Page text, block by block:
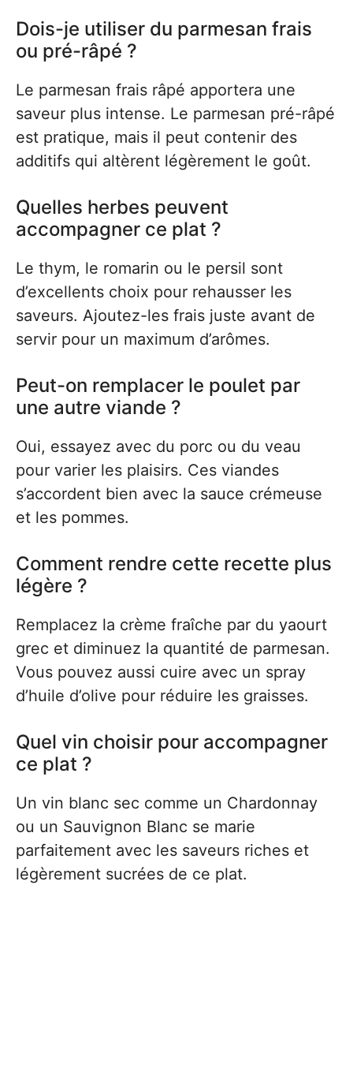
Dois-je utiliser du parmesan frais
ou pré-râpé ?
Le parmesan frais râpé apportera une
saveur plus intense. Le parmesan pré-râpé
est pratique, mais il peut contenir des
additifs qui altèrent légèrement le goût.
Quelles herbes peuvent
accompagner ce plat ?
Le thym, le romarin ou le persil sont
d’excellents choix pour rehausser les
saveurs. Ajoutez-les frais juste avant de
servir pour un maximum d’arômes.
Peut-on remplacer le poulet par
une autre viande ?
Oui, essayez avec du porc ou du veau
pour varier les plaisirs. Ces viandes
s’accordent bien avec la sauce crémeuse
et les pommes.
Comment rendre cette recette plus
légère ?
Remplacez la crème fraîche par du yaourt
grec et diminuez la quantité de parmesan.
Vous pouvez aussi cuire avec un spray
d’huile d’olive pour réduire les graisses.
Quel vin choisir pour accompagner
ce plat ?
Un vin blanc sec comme un Chardonnay
ou un Sauvignon Blanc se marie
parfaitement avec les saveurs riches et
légèrement sucrées de ce plat.